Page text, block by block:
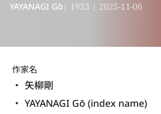
YAYANAGI Gō | 1933 | 2025-11-06
作家名
矢柳剛
YAYANAGI Gō (index name)